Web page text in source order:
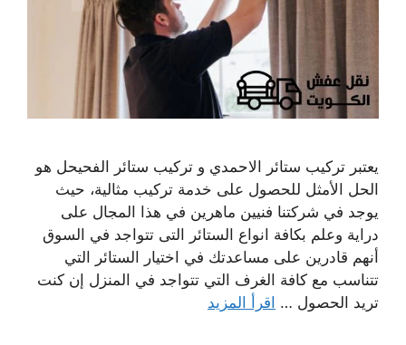
يعتبر تركيب ستائر الاحمدي و تركيب ستائر الفحيحل هو
الحل الأمثل للحصول على خدمة تركيب مثالية، حيث
يوجد في شركتنا فنيين ماهرين في هذا المجال على
دراية وعلم بكافة انواع الستائر التى تتواجد في السوق
أنهم قادرين على مساعدتك في اختيار الستائر التي
تتناسب مع كافة الغرف التي تتواجد في المنزل إن كنت
تريد الحصول … اقرأ المزيد